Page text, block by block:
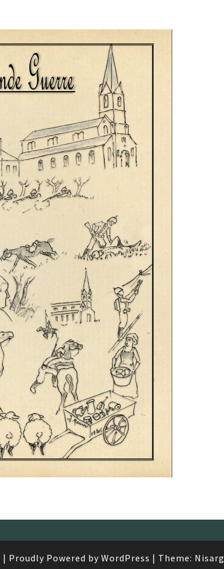
| Proudly Powered by WordPress | Theme: Nisarg